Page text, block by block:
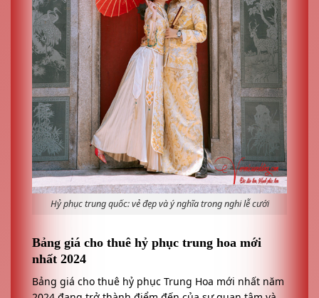
Hỷ phục trung quốc: vẻ đẹp và ý nghĩa trong nghi lễ cưới
Bảng giá cho thuê hỷ phục trung hoa mới
nhất 2024
Bảng giá cho thuê hỷ phục Trung Hoa mới nhất năm